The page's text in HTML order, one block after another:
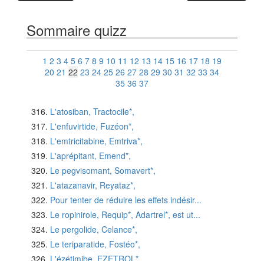
Sommaire quizz
1 2 3 4 5 6 7 8 9 10 11 12 13 14 15 16 17 18 19
20 21 22 23 24 25 26 27 28 29 30 31 32 33 34
35 36 37
L'atosiban, Tractocile*,
L'enfuvirtide, Fuzéon*,
L'emtricitabine, Emtriva*,
L'aprépitant, Emend*,
Le pegvisomant, Somavert*,
L'atazanavir, Reyataz*,
Pour tenter de réduire les effets indésir...
Le ropinirole, Requip*, Adartrel*, est ut...
Le pergolide, Celance*,
Le teriparatide, Fostéo*,